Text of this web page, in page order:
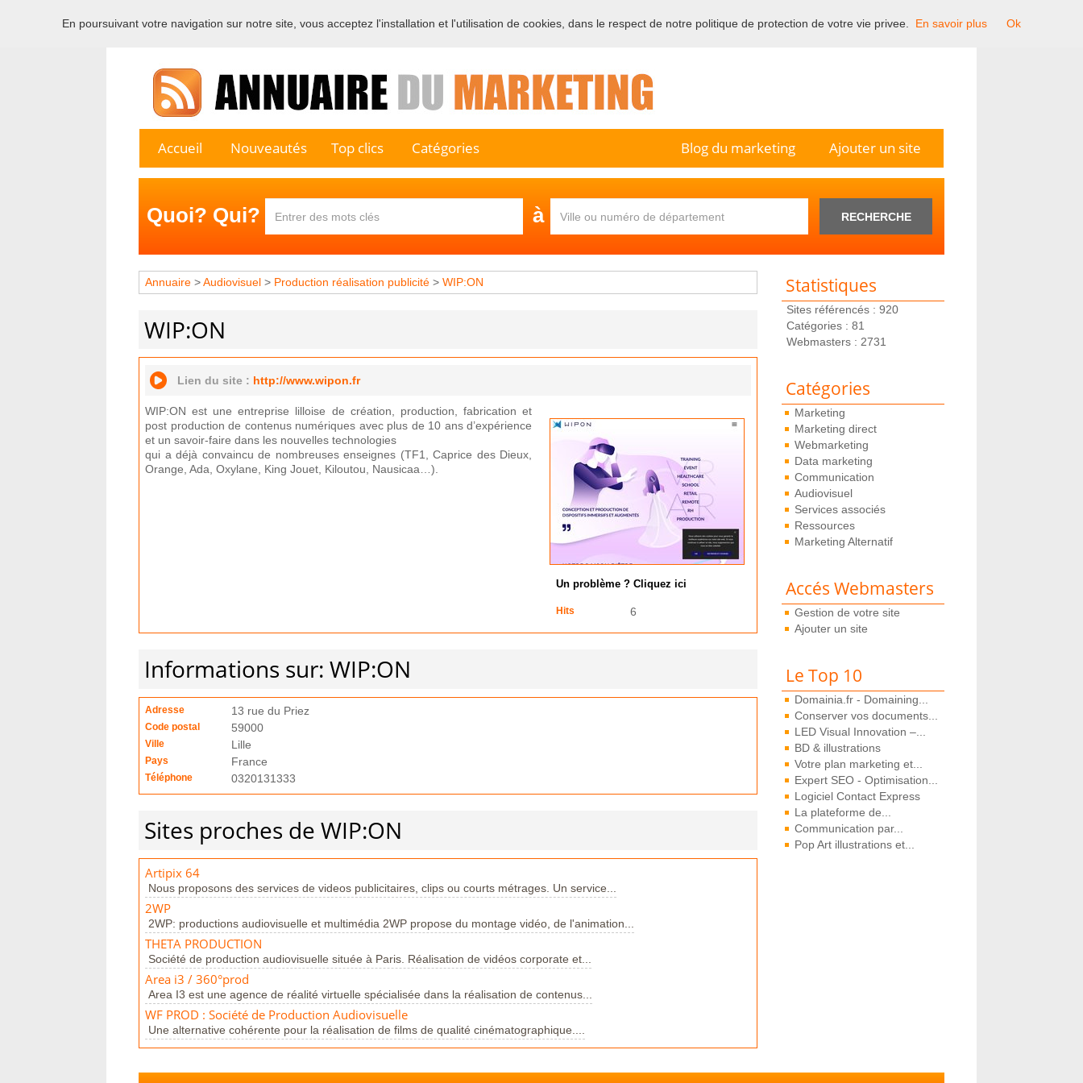
Bienvenue sur l'annuaire professionnel du marketing et de la communication en France.
Accueil Nouveautés Top clics Catégories Ajouter un site
Blog du marketing
Quoi? Qui? à RECHERCHE
Statistiques
Sites référencés : 920
Catégories : 81
Webmasters : 2731
Catégories
Marketing
Marketing direct
Webmarketing
Data marketing
Communication
Audiovisuel
Services associés
Ressources
Marketing Alternatif
Accés Webmasters
Gestion de votre site
Ajouter un site
Le Top 10
Domainia.fr - Domaining...
Conserver vos documents...
LED Visual Innovation –...
BD & illustrations
Votre plan marketing et...
Expert SEO - Optimisation...
Logiciel Contact Express
La plateforme de...
Communication par...
Pop Art illustrations et...
Annuaire >Audiovisuel > Production réalisation publicité > WIP:ON
WIP:ON
Lien du site : http://www.wipon.fr
WIP:ON est une entreprise lilloise de création, production, fabrication et
post production de contenus numériques avec plus de 10 ans d’expérience
et un savoir-faire dans les nouvelles technologies
qui a déjà convaincu de nombreuses enseignes (TF1, Caprice des Dieux,
Orange, Ada, Oxylane, King Jouet, Kiloutou, Nausicaa…).
Un problème ? Cliquez ici
Hits 6
Informations sur: WIP:ON
Adresse 13 rue du Priez
Code postal 59000
Ville Lille
Pays France
Téléphone 0320131333
Sites proches de WIP:ON
Artipix 64
Nous proposons des services de videos publicitaires, clips ou courts métrages. Un service...
2WP
2WP: productions audiovisuelle et multimédia 2WP propose du montage vidéo, de l'animation...
THETA PRODUCTION
Société de production audiovisuelle située à Paris. Réalisation de vidéos corporate et...
Area i3 / 360°prod
Area I3 est une agence de réalité virtuelle spécialisée dans la réalisation de contenus...
WF PROD : Société de Production Audiovisuelle
Une alternative cohérente pour la réalisation de films de qualité cinématographique....
En poursuivant votre navigation sur notre site, vous acceptez l'installation et l'utilisation de cookies, dans le respect de notre politique de protection de votre vie privee. En savoir plus Ok